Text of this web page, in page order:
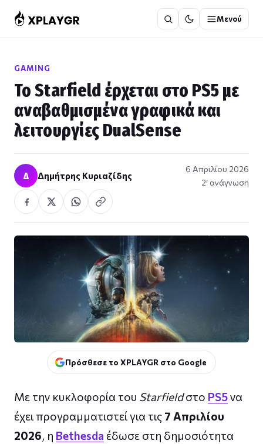
στο
περιεχόμενο
Μενού
GAMING
Το Starfield έρχεται στο PS5 με
αναβαθμισμένα γραφικά και
λειτουργίες DualSense
Δ Δημήτρης Κυριαζίδης
6 Απριλίου 2026
2′ ανάγνωση
Πρόσθεσε το XPLAYGR στο Google
Με την κυκλοφορία του Starfieldστο PS5να
έχει προγραμματιστεί για τις 7 Απριλίου
2026, η Bethesda έδωσε στη δημοσιότητα